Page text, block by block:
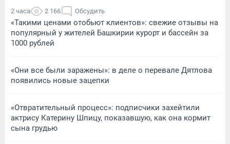
2 часа 2 166 Обсудить
«Такими ценами отобьют клиентов»: свежие отзывы на
популярный у жителей Башкирии курорт и бассейн за
1000 рублей
«Они все были заражены»: в деле о перевале Дятлова
появились новые зацепки
«Отвратительный процесс»: подписчики захейтили
актрису Катерину Шпицу, показавшую, как она кормит
сына грудью